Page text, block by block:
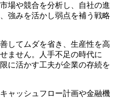
場や競合を分析し、自社の進
強みを活かし弱点を補う戦略
してムダを省き、生産性を高
ません。人手不足の時代に
に活かす工夫が企業の存続を
ャッシュフロー計画や金融機